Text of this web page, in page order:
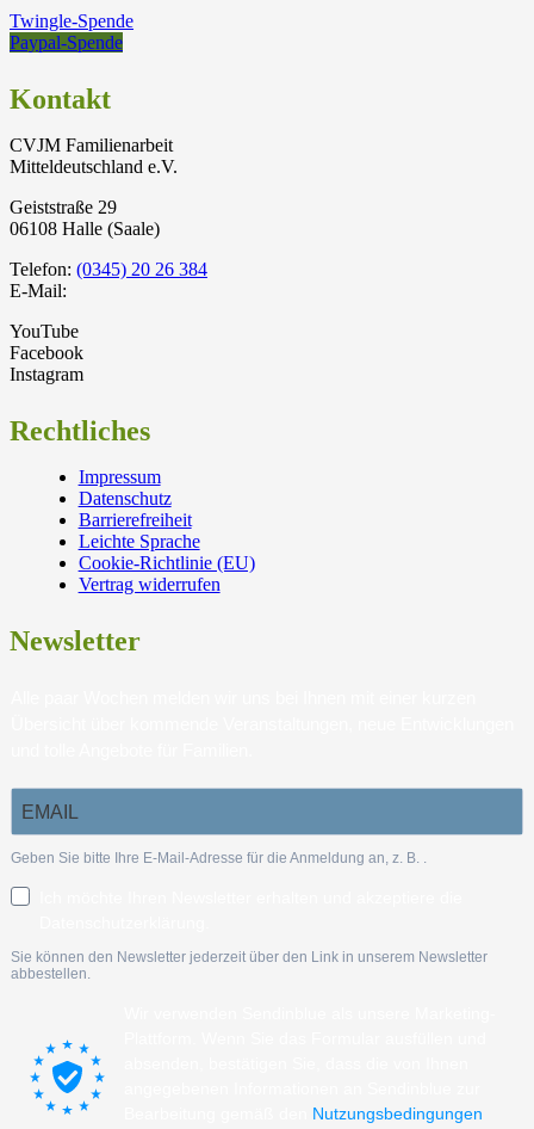
Twingle-Spende
Paypal-Spende
Kontakt
CVJM Familienarbeit
Mitteldeutschland e.V.
Geiststraße 29
06108 Halle (Saale)
Telefon: (0345) 20 26 384
E-Mail:
YouTube
Facebook
Instagram
Rechtliches
Impressum
Datenschutz
Barrierefreiheit
Leichte Sprache
Cookie-Richtlinie (EU)
Vertrag widerrufen
Newsletter
Geben Sie bitte Ihre E-Mail-Adresse für die Anmeldung an, z. B. .
Sie können den Newsletter jederzeit über den Link in unserem Newsletter
abbestellen.
Nutzungsbedingungen